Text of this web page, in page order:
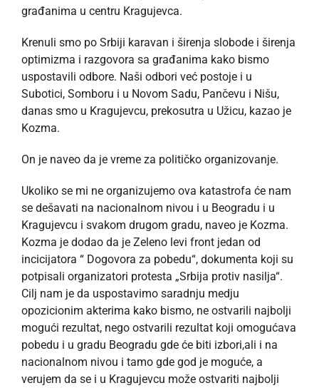
građanima u centru Kragujevca.
Krenuli smo po Srbiji karavan i širenja slobode i širenja
optimizma i razgovora sa građanima kako bismo
uspostavili odbore. Naši odbori već postoje i u
Subotici, Somboru i u Novom Sadu, Pančevu i Nišu,
danas smo u Kragujevcu, prekosutra u Užicu, kazao je
Kozma.
On je naveo da je vreme za političko organizovanje.
Ukoliko se mi ne organizujemo ova katastrofa će nam
se dešavati na nacionalnom nivou i u Beogradu i u
Kragujevcu i svakom drugom gradu, naveo je Kozma.
Kozma je dodao da je Zeleno levi front jedan od
incicijatora “ Dogovora za pobedu“, dokumenta koji su
potpisali organizatori protesta „Srbija protiv nasilja“.
Cilj nam je da uspostavimo saradnju medju
opozicionim akterima kako bismo, ne ostvarili najbolji
mogući rezultat, nego ostvarili rezultat koji omogućava
pobedu i u gradu Beogradu gde će biti izbori,ali i na
nacionalnom nivou i tamo gde god je moguće, a
verujem da se i u Kragujevcu može ostvariti najbolji